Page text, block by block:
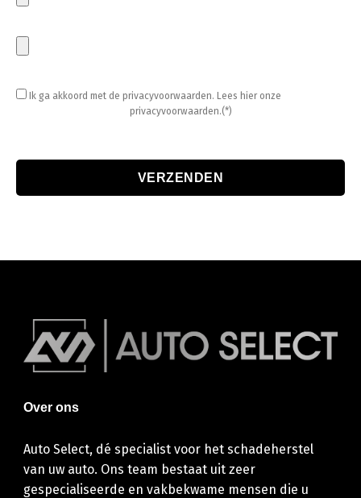
Ik ga akkoord met de privacyvoorwaarden. Lees hier onze
privacyvoorwaarden.(*)
Over ons
Auto Select, dé specialist voor het schadeherstel
van uw auto. Ons team bestaat uit zeer
gespecialiseerde en vakbekwame mensen die u